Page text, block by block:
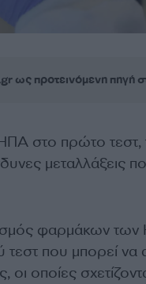
ως προτεινόμενη πηγή
στο πρώτο τεστ,
μεταλλάξεις
φαρμάκων
που μπορεί να
οι οποίες